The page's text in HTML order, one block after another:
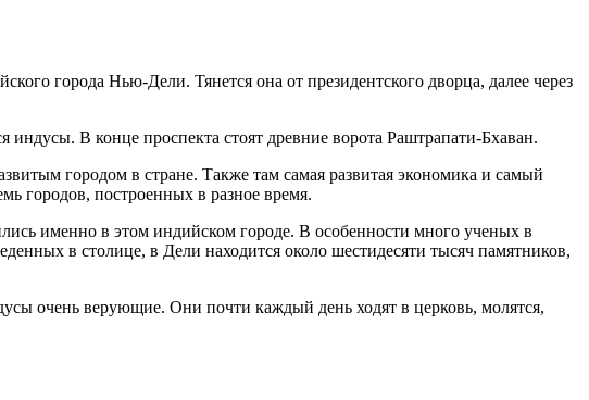
города Нью-Дели. Тянется она от президентского дворца, далее через
В конце проспекта стоят древние ворота Раштрапати-Бхаван.
городом в стране. Также там самая развитая экономика и самый
городов, построенных в разное время.
именно в этом индийском городе. В особенности много ученых в
в столице, в Дели находится около шестидесяти тысяч памятников,
очень верующие. Они почти каждый день ходят в церковь, молятся,